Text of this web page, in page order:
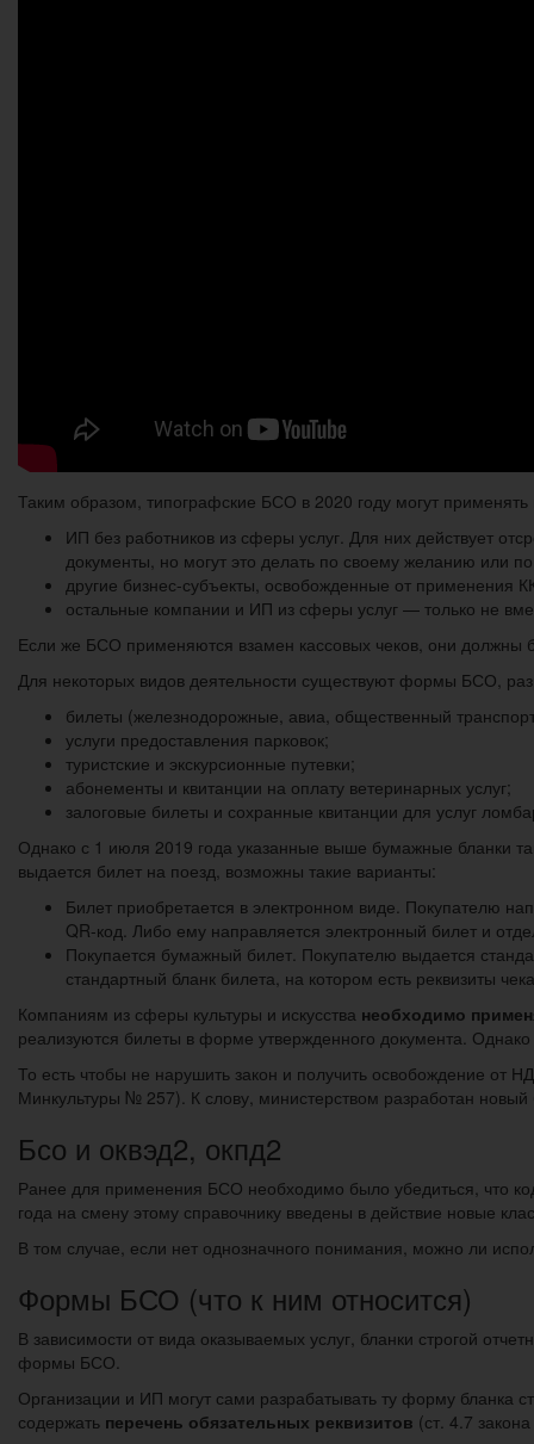
Таким образом, типографские БСО в 2020 году могут
ИП без работников из сферы услуг. Для них действует
документы, но могут это делать по своему желанию или
другие бизнес-субъекты, освобожденные от применения
остальные компании и ИП из сферы услуг — только не
Если же БСО применяются взамен кассовых чеков, они
Для некоторых видов деятельности существуют формы БСО,
билеты (железнодорожные, авиа, общественный
услуги предоставления парковок;
туристские и экскурсионные путевки;
абонементы и квитанции на оплату ветеринарных услуг;
залоговые билеты и сохранные квитанции для услуг
Однако с 1 июля 2019 года указанные выше бумажные бланки
выдается билет на поезд, возможны такие варианты:
Билет приобретается в электронном виде. Покупателю
QR-код. Либо ему направляется электронный билет и
Покупается бумажный билет. Покупателю выдается
стандартный бланк билета, на котором есть реквизиты
Компаниям из сферы культуры и искусства необходимо
реализуются билеты в форме утвержденного документа.
То есть чтобы не нарушить закон и получить освобождение от
Минкультуры № 257). К слову, министерством разработан
Бсо и оквэд2, окпд2
Ранее для применения БСО необходимо было убедиться, что
года на смену этому справочнику введены в действие новые
В том случае, если нет однозначного понимания, можно ли
Формы БСО (что к ним относится)
В зависимости от вида оказываемых услуг, бланки строгой
формы БСО.
Организации и ИП могут сами разрабатывать ту форму бланка
содержать перечень обязательных реквизитов (ст. 4.7